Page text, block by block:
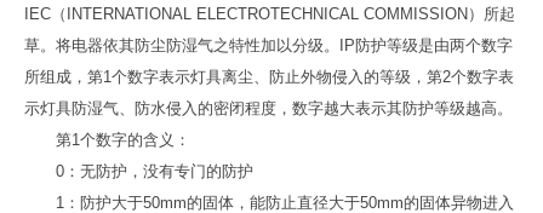
IEC（INTERNATIONAL ELECTROTECHNICAL COMMISSION）所起
草。将电器依其防尘防湿气之特性加以分级。IP防护等级是由两个数字
所组成，第1个数字表示灯具离尘、防止外物侵入的等级，第2个数字表
示灯具防湿气、防水侵入的密闭程度，数字越大表示其防护等级越高。
第1个数字的含义：
0：无防护，没有专门的防护
1：防护大于50mm的固体，能防止直径大于50mm的固体异物进入